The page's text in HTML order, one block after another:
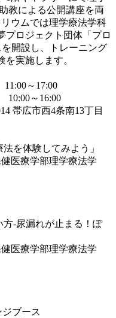
教による公開講座を両
ウムでは理学療法学科
プロジェクト団体「プロ
開設し、トレーニング
実施します。
～17:00
～16:00
帯広市西4条南13丁目
を体験してみよう」
療学部理学療法学
-尿漏れが止まる！ぽ
療学部理学療法学
ブース